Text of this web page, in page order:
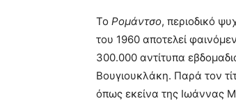
Το Ρομάντσο, περιοδικό
του 1960 αποτελεί
300.000 αντίτυπα
Βουγιουκλάκη. Παρά τον
όπως εκείνα της Ιωάννας